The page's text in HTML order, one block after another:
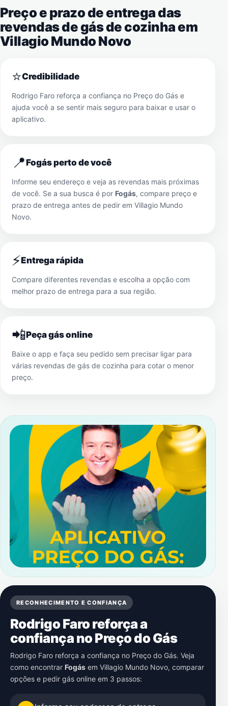
Preço e prazo de entrega das
revendas de gás de cozinha em
Villagio Mundo Novo
⭐Credibilidade
Rodrigo Faro reforça a confiança no Preço do Gás e
ajuda você a se sentir mais seguro para baixar e usar o
aplicativo.
📍Fogás perto de você
Informe seu endereço e veja as revendas mais próximas
de você. Se a sua busca é por Fogás, compare preço e
prazo de entrega antes de pedir em Villagio Mundo
Novo.
⚡Entrega rápida
Compare diferentes revendas e escolha a opção com
melhor prazo de entrega para a sua região.
📲Peça gás online
Baixe o app e faça seu pedido sem precisar ligar para
várias revendas de gás de cozinha para cotar o menor
preço.
RECONHECIMENTO E CONFIANÇA
Rodrigo Faro reforça a
confiança no Preço do Gás
Rodrigo Faro reforça a confiança no Preço do Gás. Veja
como encontrar Fogás em Villagio Mundo Novo, comparar
opções e pedir gás online em 3 passos: